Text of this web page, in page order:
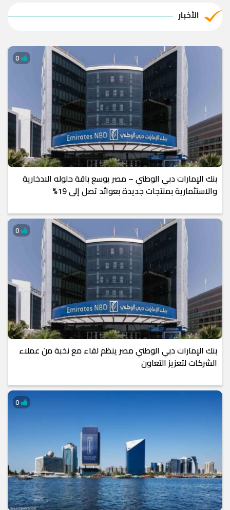
الأخبار
بنك الإمارات دبي الوطني – مصر يوسع باقة حلوله الادخارية
والاستثمارية بمنتجات جديدة بعوائد تصل إلى 19%
بنك الإمارات دبي الوطني مصر ينظم لقاء مع نخبة من عملاء
الشركات لتعزيز التعاون